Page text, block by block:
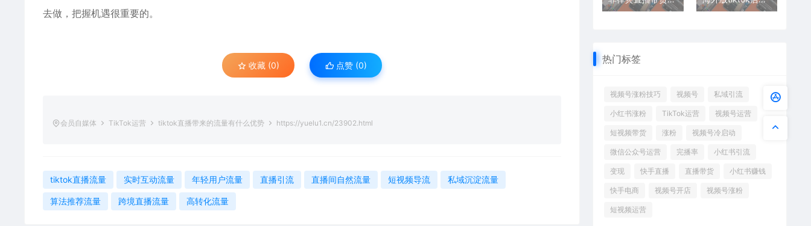
去做，把握机遇很重要的。
收藏 (0) 点赞 (0)
会员自媒体 TikTok运营 tiktok直播带来的流量有什么优势 https://yuelu1.cn/23902.html
tiktok直播流量 实时互动流量 年轻用户流量 直播引流 直播间自然流量 短视频导流 私域沉淀流量
算法推荐流量 跨境直播流量 高转化流量
热门标签
视频号涨粉技巧 视频号 私域引流
小红书涨粉 TikTok运营 视频号运营
短视频带货 涨粉 视频号冷启动
微信公众号运营 完播率 小红书引流
变现 快手直播 直播带货 小红书赚钱
快手电商 视频号开店 视频号涨粉
短视频运营